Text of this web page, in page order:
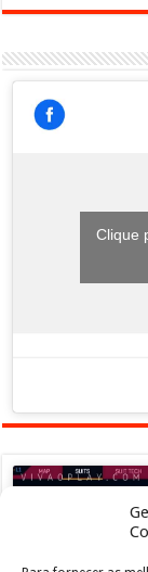
Clique